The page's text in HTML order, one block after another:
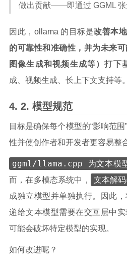
做出贡献——即通过 GGML 张
因此，ollama 的目标是改善本
的可靠性和准确性，并为未来可
图像生成和视频生成等）打下
成、视频生成、长上下文支持等。
模型规范
目标是确保每个模型的“影响范
性并使创作者和开发者更容易整
ggml/llama.cpp 为文本模型
而，在多模态系统中，
文本解
成独立模型并单独执行。因此
递给文本模型需要在交互层中
可能会破坏特定模型的实现。
如何改进呢？